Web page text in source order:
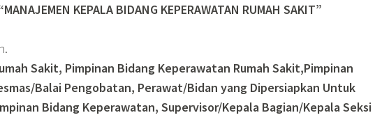
KEPALA BIDANG KEPERAWATAN RUMAH SAKIT”
Sakit, Pimpinan Bidang Keperawatan Rumah Sakit,Pimpinan
Balai Pengobatan, Perawat/Bidan yang Dipersiapkan Untuk
Bidang Keperawatan, Supervisor/Kepala Bagian/Kepala Seksi